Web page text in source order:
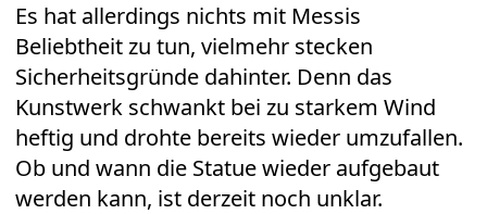
Es hat allerdings nichts mit Messis
Beliebtheit zu tun, vielmehr stecken
Sicherheitsgründe dahinter. Denn das
Kunstwerk schwankt bei zu starkem Wind
heftig und drohte bereits wieder umzufallen.
Ob und wann die Statue wieder aufgebaut
werden kann, ist derzeit noch unklar.